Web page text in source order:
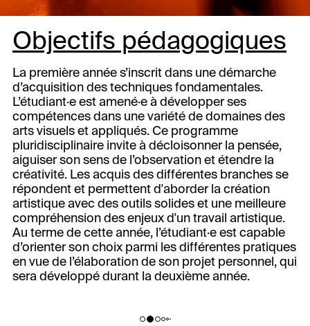
Objectifs pédagogiques
La première année s’inscrit dans une démarche
d’acquisition des techniques fondamentales.
L’étudiant·e est amené·e à développer ses
compétences dans une variété de domaines des
arts visuels et appliqués. Ce programme
pluridisciplinaire invite à décloisonner la pensée,
aiguiser son sens de l’observation et étendre la
créativité. Les acquis des différentes branches se
répondent et permettent d'aborder la création
artistique avec des outils solides et une meilleure
compréhension des enjeux d'un travail artistique.
Au terme de cette année, l’étudiant·e est capable
d’orienter son choix parmi les différentes pratiques
en vue de l’élaboration de son projet personnel, qui
sera développé durant la deuxième année.